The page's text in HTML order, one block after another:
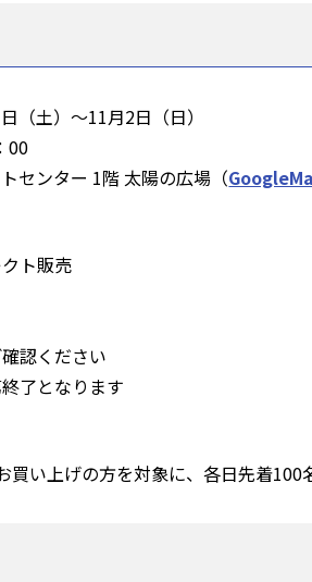
（土）～11月2日（日）
00
センター 1階 太陽の広場（
ト販売
認ください
了となります
買い上げの方を対象に、各日先着100